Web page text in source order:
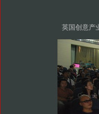
英国创意产